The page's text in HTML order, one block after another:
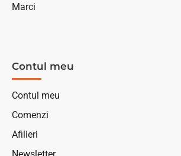
Marci
Contul meu
Contul meu
Comenzi
Afilieri